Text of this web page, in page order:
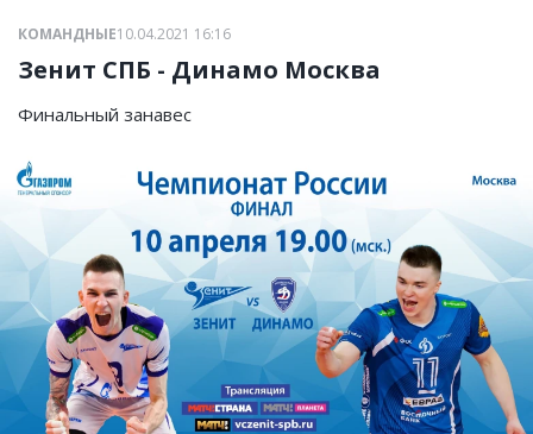
КОМАНДНЫЕ10.04.2021 16:16
Зенит СПБ - Динамо Москва
Финальный занавес